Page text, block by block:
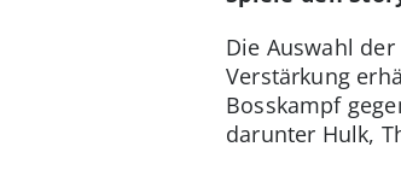
Die Auswahl
Verstärkung
Bosskampf
darunter Hulk,